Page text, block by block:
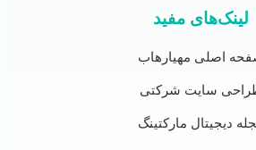
لینک‌های مفید
اصلی مهیارهاب
سایت شرکتی
دیجیتال مارکتینگ